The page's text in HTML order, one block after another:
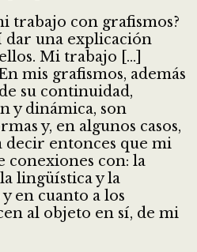
trabajo con grafismos?
dar una explicación
Mi trabajo […]
mis grafismos, además
su continuidad,
y dinámica, son
y, en algunos casos,
decir entonces que mi
conexiones con: la
lingüística y la
en cuanto a los
al objeto en sí, de mi